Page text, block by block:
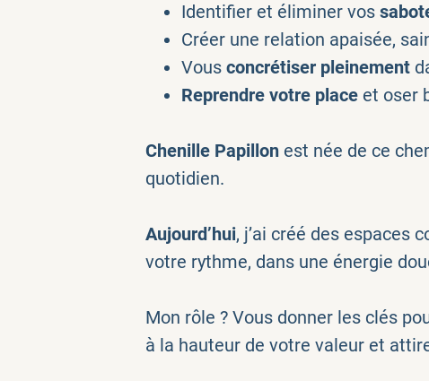
Identifier et éliminer vos
Créer une relation apaisée,
Vous concrétiser pleinement
Reprendre votre place et oser
Chenille Papillon est née de ce
quotidien.
Aujourd’hui, j’ai créé des espaces
votre rythme, dans une énergie
Mon rôle ? Vous donner les clés
à la hauteur de votre valeur et